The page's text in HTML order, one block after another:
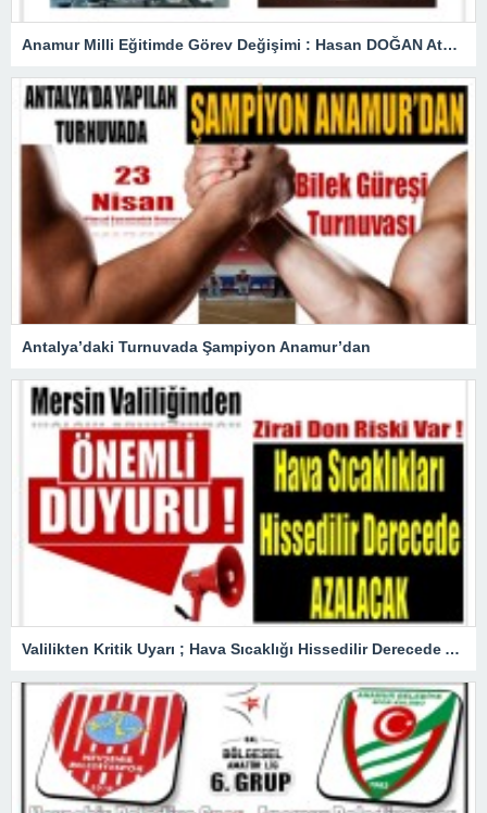
Anamur Milli Eğitimde Görev Değişimi : Hasan DOĞAN Atandı
Antalya’daki Turnuvada Şampiyon Anamur’dan
Valilikten Kritik Uyarı ; Hava Sıcaklığı Hissedilir Derecede Azalacak!